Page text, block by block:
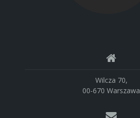
Wilcza 70,
00-670 Warszawa